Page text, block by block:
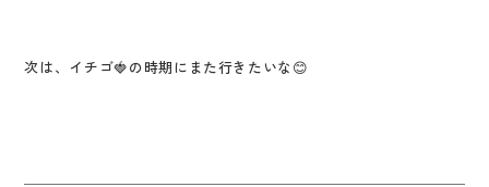
次は、イチゴ🍓の時期にまた行きたいな😊